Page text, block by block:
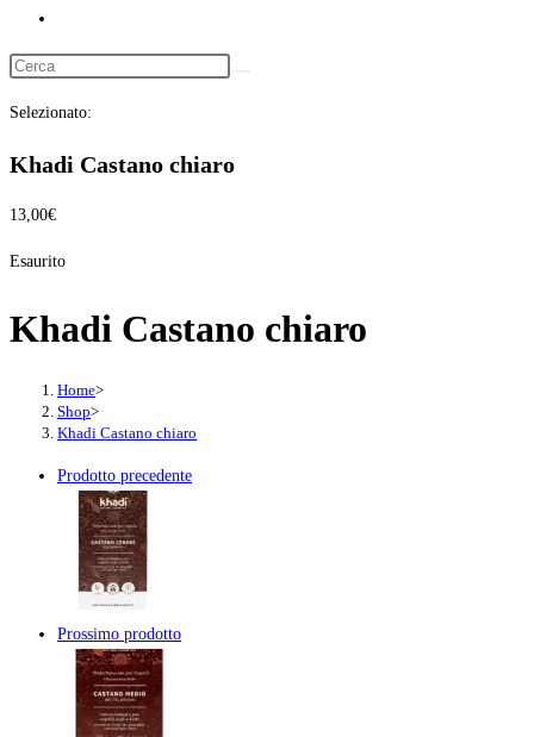
ricerca
sul
web
Selezionato:
Khadi Castano chiaro
13,00€
Esaurito
Khadi Castano chiaro
Home>
Shop>
Khadi Castano chiaro
Prodotto precedente
Prossimo prodotto